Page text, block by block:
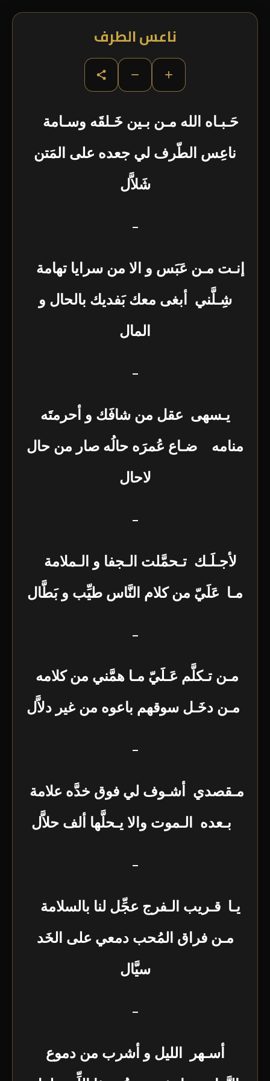
ناعس الطرف
+
−
حَـبـاه الله مـن بـين خَـلقَه وسـامة
ناعِس الطّرف لي جعده على المَتن
شَلاَّل
–
إنـت مـن عَبَس و الا من سرايا تهامة
شِـلَّني أبغى معك بَفديك بالحال و
المال
–
يـسهى عقل من شافَك و أحرمتَه
منامه ضـاع عُمرَه حالُه صار من حال
لاحال
–
لأجـلَـك تـحمَّلت الـجفا و الـملامة
مـا عَلَيّ من كلام النَّاس طيِّب و بَطَّال
–
مـن تـكلَّم عَـلَيّ مـا همَّني من كلامه
مـن دخَـل سوقهم باعوه من غير دلاَّل
–
مـقصدي أشـوف لي فوق خدَّه علامة
بـعده الـموت والا يـحلَّها ألف حلاَّل
–
يـا قـريب الـفرج عجِّل لنا بالسلامة
مـن فراق المُحب دمعي على الخَد
سيَّال
–
أسـهر الليل و أشرب من دموع